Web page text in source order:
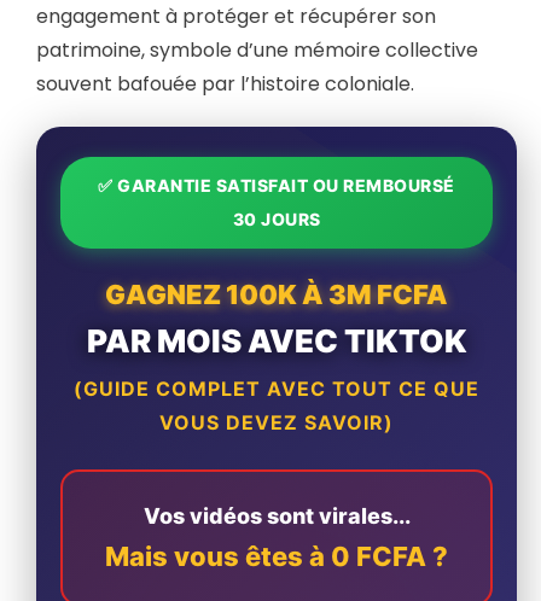
engagement à protéger et récupérer son
patrimoine, symbole d’une mémoire collective
souvent bafouée par l’histoire coloniale.
✅ GARANTIE SATISFAIT OU REMBOURSÉ
30 JOURS
GAGNEZ 100K À 3M FCFA
PAR MOIS AVEC TIKTOK
(GUIDE COMPLET AVEC TOUT CE QUE
VOUS DEVEZ SAVOIR)
Vos vidéos sont virales...
Mais vous êtes à 0 FCFA ?